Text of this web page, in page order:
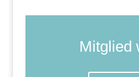
Mitglied